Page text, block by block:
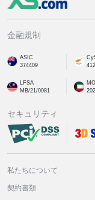
金融規制
ASIC
374409
LFSA
MB/21/0081
セキュリティ
私たちについて
契約書類